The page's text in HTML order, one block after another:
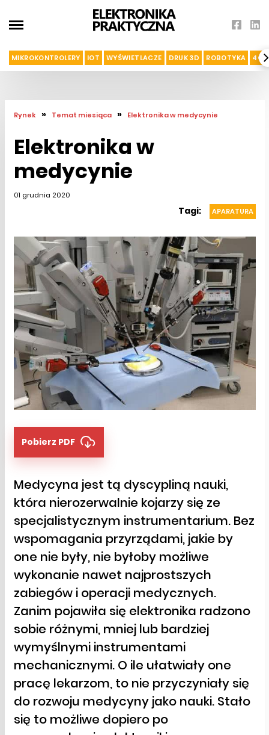
MIKROKONTROLERY IOT WYŚWIETLACZE DRUK 3D ROBOTYKA 4G I
Rynek » Temat miesiąca » Elektronika w medycynie
Elektronika w
medycynie
01 grudnia 2020
Tagi: APARATURA
Pobierz PDF
Medycyna jest tą dyscypliną nauki,
która nierozerwalnie kojarzy się ze
specjalistycznym instrumentarium. Bez
wspomagania przyrządami, jakie by
one nie były, nie byłoby możliwe
wykonanie nawet najprostszych
zabiegów i operacji medycznych.
Zanim pojawiła się elektronika radzono
sobie różnymi, mniej lub bardziej
wymyślnymi instrumentami
mechanicznymi. O ile ułatwiały one
pracę lekarzom, to nie przyczyniały się
do rozwoju medycyny jako nauki. Stało
się to możliwe dopiero po